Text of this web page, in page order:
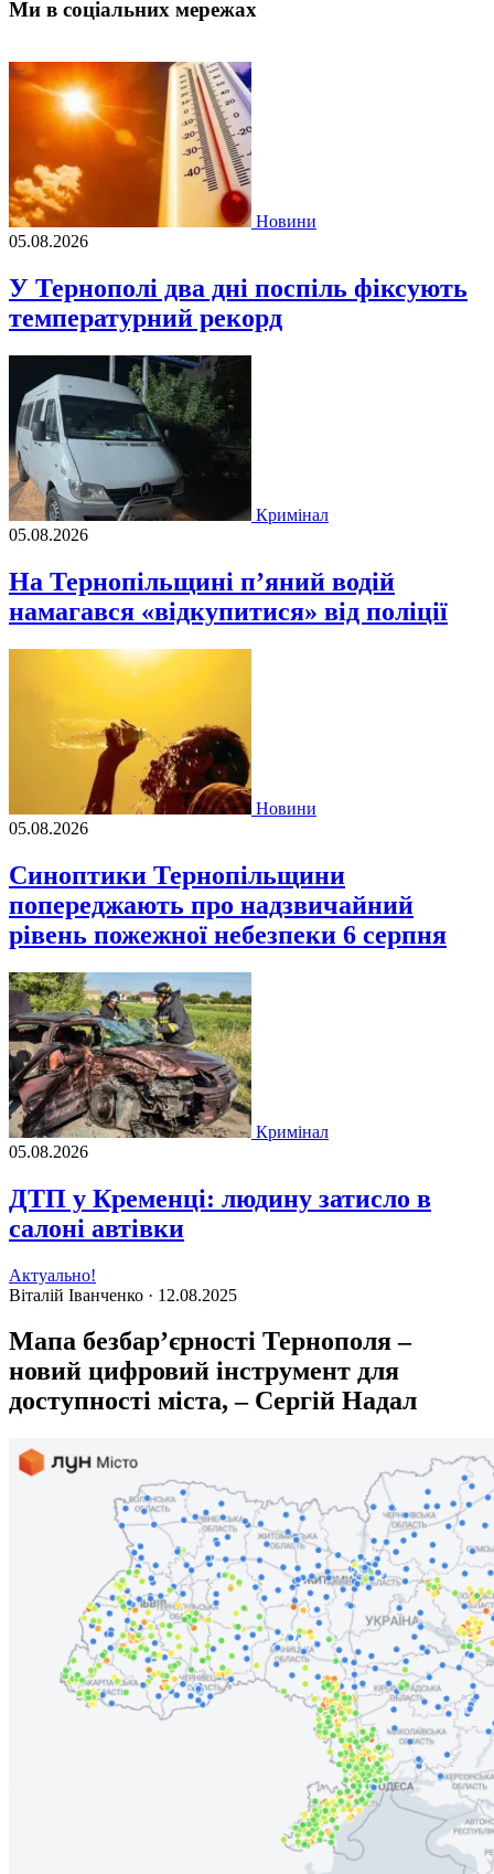
Ми в соціальних мережах
Новини
05.08.2026
У Тернополі два дні поспіль фіксують
температурний рекорд
Кримінал
05.08.2026
На Тернопільщині п’яний водій
намагався «відкупитися» від поліції
Новини
05.08.2026
Синоптики Тернопільщини
попереджають про надзвичайний
рівень пожежної небезпеки 6 серпня
Кримінал
05.08.2026
ДТП у Кременці: людину затисло в
салоні автівки
Актуально!
Віталій Іванченко · 12.08.2025
Мапа безбар’єрності Тернополя –
новий цифровий інструмент для
доступності міста, – Сергій Надал